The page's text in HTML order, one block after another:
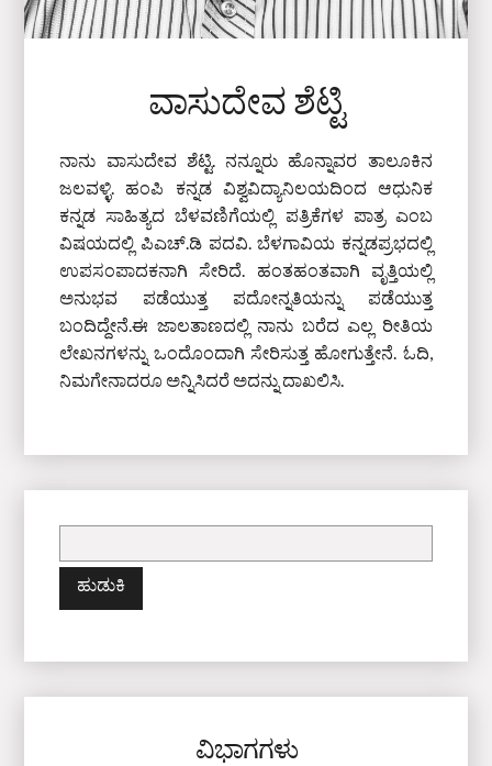
ವಾಸುದೇವ ಶೆಟ್ಟಿ
ನಾನು ವಾಸುದೇವ ಶೆಟ್ಟಿ. ನನ್ನೂರು ಹೊನ್ನಾವರ ತಾಲೂಕಿನ
ಜಲವಳ್ಳಿ. ಹಂಪಿ ಕನ್ನಡ ವಿಶ್ವವಿದ್ಯಾನಿಲಯದಿಂದ ಆಧುನಿಕ
ಕನ್ನಡ ಸಾಹಿತ್ಯದ ಬೆಳವಣಿಗೆಯಲ್ಲಿ ಪತ್ರಿಕೆಗಳ ಪಾತ್ರ ಎಂಬ
ವಿಷಯದಲ್ಲಿ ಪಿಎಚ್‌.ಡಿ ಪದವಿ. ಬೆಳಗಾವಿಯ ಕನ್ನಡಪ್ರಭದಲ್ಲಿ
ಉಪಸಂಪಾದಕನಾಗಿ ಸೇರಿದೆ. ಹಂತಹಂತವಾಗಿ ವೃತ್ತಿಯಲ್ಲಿ
ಅನುಭವ ಪಡೆಯುತ್ತ ಪದೋನ್ನತಿಯನ್ನು ಪಡೆಯುತ್ತ
ಬಂದಿದ್ದೇನೆ.ಈ ಜಾಲತಾಣದಲ್ಲಿ ನಾನು ಬರೆದ ಎಲ್ಲ ರೀತಿಯ
ಲೇಖನಗಳನ್ನು ಒಂದೊಂದಾಗಿ ಸೇರಿಸುತ್ತ ಹೋಗುತ್ತೇನೆ. ಓದಿ,
ನಿಮಗೇನಾದರೂ ಅನ್ನಿಸಿದರೆ ಅದನ್ನು ದಾಖಲಿಸಿ.
ಹುಡುಕಿ:
ವಿಭಾಗಗಳು